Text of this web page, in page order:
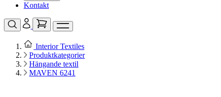
Kontakt
Interior Textiles
Produktkategorier
Hängande textil
MAVEN 6241